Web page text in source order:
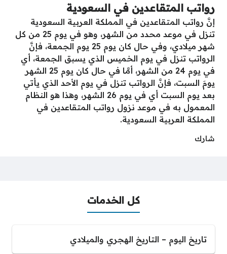
رواتب المتقاعدين في السعودية
إنَّ رواتب المتقاعدين في المملكة العربية السعودية
تنزل في موعد محدد من الشهر، وهو في يوم 25 من كل
شهر ميلادي، وفي حال كان يوم 25 يوم الجمعة، فإنَّ
الرواتب تنزل في يوم الخميس الذي يسبق الجمعة، أي
في يوم 24 من الشهر، أمَّا في حال كان يوم 25 الشهر
يومَ السبت، فإنَّ الرواتب تنزل في يوم الأحد الذي يأتي
بعد يوم السبت أي في يوم 26 الشهر، وهذا هو النظام
المعمول به في موعد نزول رواتب المتقاعدين في
المملكة العربية السعودية.
شارك
كل الخدمات
تاريخ اليوم – التاريخ الهجري والميلادي